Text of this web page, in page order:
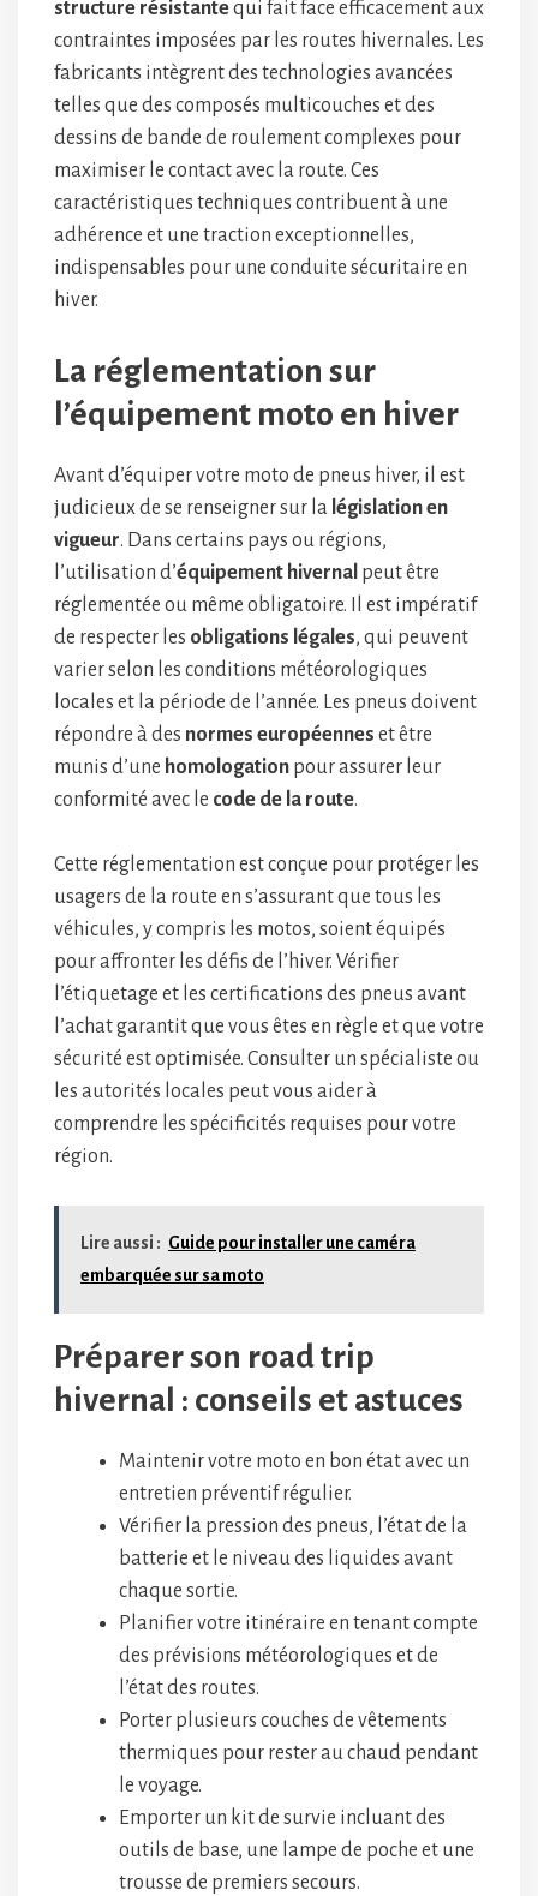
structure résistantequi fait face efficacement aux
contraintes imposées par les routes hivernales. Les
fabricants intègrent des technologies avancées
telles que des composés multicouches et des
dessins de bande de roulement complexes pour
maximiser le contact avec la route. Ces
caractéristiques techniques contribuent à une
adhérence et une traction exceptionnelles,
indispensables pour une conduite sécuritaire en
hiver.
La réglementation sur
l’équipement moto en hiver
Avant d’équiper votre moto de pneus hiver, il est
judicieux de se renseigner sur la législation en
vigueur. Dans certains pays ou régions,
l’utilisation d’équipement hivernal peut être
réglementée ou même obligatoire. Il est impératif
de respecter les obligations légales, qui peuvent
varier selon les conditions météorologiques
locales et la période de l’année. Les pneus doivent
répondre à des normes européennes et être
munis d’une homologation pour assurer leur
conformité avec le code de la route.
Cette réglementation est conçue pour protéger les
usagers de la route en s’assurant que tous les
véhicules, y compris les motos, soient équipés
pour affronter les défis de l’hiver. Vérifier
l’étiquetage et les certifications des pneus avant
l’achat garantit que vous êtes en règle et que votre
sécurité est optimisée. Consulter un spécialiste ou
les autorités locales peut vous aider à
comprendre les spécificités requises pour votre
région.
Lire aussi : Guide pour installer une caméra
embarquée sur sa moto
Préparer son road trip
hivernal : conseils et astuces
Maintenir votre moto en bon état avec un
entretien préventif régulier.
Vérifier la pression des pneus, l’état de la
batterie et le niveau des liquides avant
chaque sortie.
Planifier votre itinéraire en tenant compte
des prévisions météorologiques et de
l’état des routes.
Porter plusieurs couches de vêtements
thermiques pour rester au chaud pendant
le voyage.
Emporter un kit de survie incluant des
outils de base, une lampe de poche et une
trousse de premiers secours.